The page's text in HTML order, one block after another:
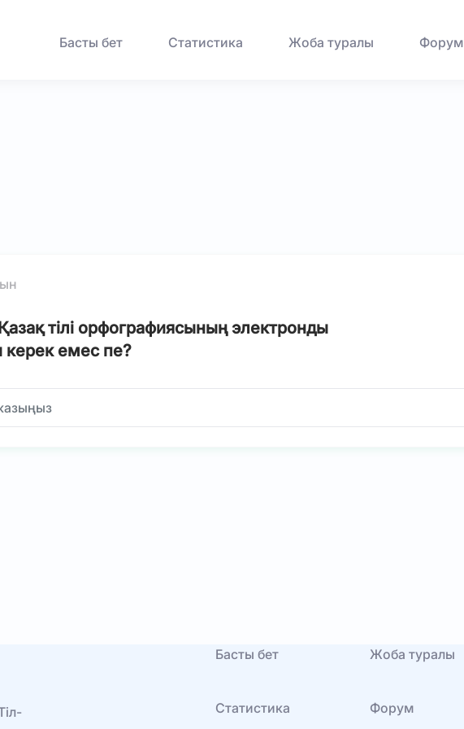
Басты бет Статистика Жоба туралы Форум
тілі орфографиясының электронды
емес пе?
Басты бет Жоба туралы
Статистика Форум